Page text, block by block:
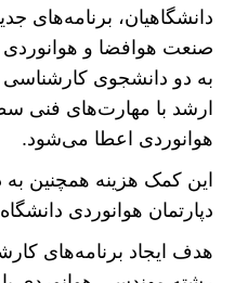
دانشگاهیان، برنامه‌های
صنعت هوافضا و هوانوردی
به دو دانشجوی
ارشد با مهارت‌های فنی
هوانوردی اعطا می‌شود.
این کمک هزینه همچنین
دپارتمان هوانوردی
هدف ایجاد برنامه‌های